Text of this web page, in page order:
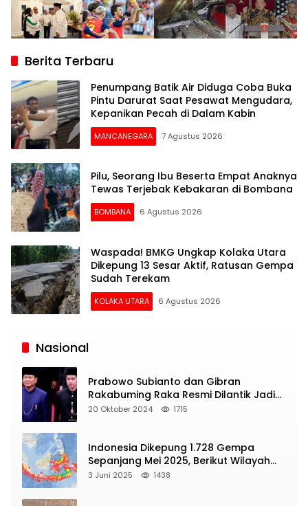
Berita Terbaru
Penumpang Batik Air Diduga Coba Buka
Pintu Darurat Saat Pesawat Mengudara,
Kepanikan Pecah di Dalam Kabin
MANCANEGARA 7 Agustus 2026
Pilu, Seorang Ibu Beserta Empat Anaknya
Tewas Terjebak Kebakaran di Bombana
BOMBANA 6 Agustus 2026
Waspada! BMKG Ungkap Kolaka Utara
Dikepung 13 Sesar Aktif, Ratusan Gempa
Sudah Terekam
KOLAKA UTARA 6 Agustus 2026
Siaran
Nasional
Prabowo Subianto dan Gibran
Rakabuming Raka Resmi Dilantik Jadi
Presiden dan Wapres RI
20 Oktober 2024 1715
Indonesia Dikepung 1.728 Gempa
Sepanjang Mei 2025, Berikut Wilayah
Yang Intens Diguncang!
3 Juni 2025 1438